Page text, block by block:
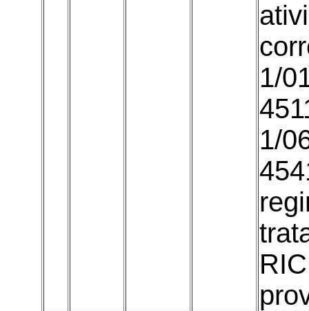
1/
1/